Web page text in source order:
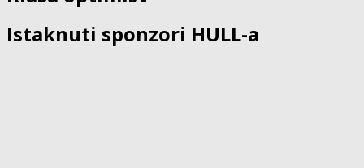
Istaknuti sponzori HULL-a